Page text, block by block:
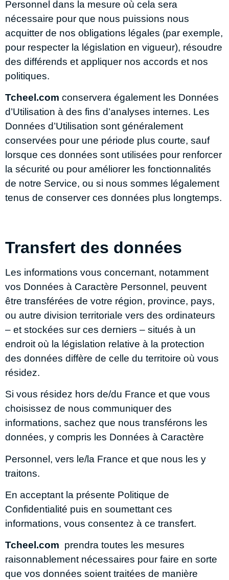
Personnel dans la mesure où cela sera
nécessaire pour que nous puissions nous
acquitter de nos obligations légales (par exemple,
pour respecter la législation en vigueur), résoudre
des différends et appliquer nos accords et nos
politiques.
Tcheel.com conservera également les Données
d’Utilisation à des fins d’analyses internes. Les
Données d’Utilisation sont généralement
conservées pour une période plus courte, sauf
lorsque ces données sont utilisées pour renforcer
la sécurité ou pour améliorer les fonctionnalités
de notre Service, ou si nous sommes légalement
tenus de conserver ces données plus longtemps.
Transfert des données
Les informations vous concernant, notamment
vos Données à Caractère Personnel, peuvent
être transférées de votre région, province, pays,
ou autre division territoriale vers des ordinateurs
– et stockées sur ces derniers – situés à un
endroit où la législation relative à la protection
des données diffère de celle du territoire où vous
résidez.
Si vous résidez hors de/du France et que vous
choisissez de nous communiquer des
informations, sachez que nous transférons les
données, y compris les Données à Caractère
Personnel, vers le/la France et que nous les y
traitons.
En acceptant la présente Politique de
Confidentialité puis en soumettant ces
informations, vous consentez à ce transfert.
Tcheel.com prendra toutes les mesures
raisonnablement nécessaires pour faire en sorte
que vos données soient traitées de manière